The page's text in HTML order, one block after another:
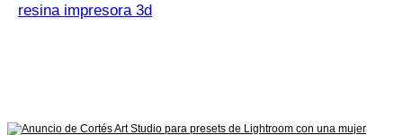
resina impresora 3d